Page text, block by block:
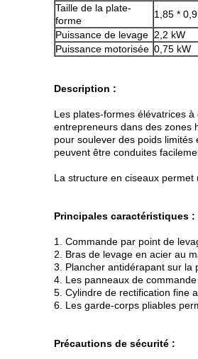
Taille de la plate-
forme
1,85 *
Puissance de levage 2,2 kW
Puissance motorisée 0,75 kW
Description :
Les plates-formes élévatrices
entrepreneurs dans des zones
pour soulever des poids
peuvent être conduites
La structure en ciseaux
Principales caractéristiques :
1. Commande par point de
2. Bras de levage en acier au
3. Plancher antidérapant sur la
4. Les panneaux de
5. Cylindre de rectification fine
6. Les garde-corps pliables
Précautions de sécurité :